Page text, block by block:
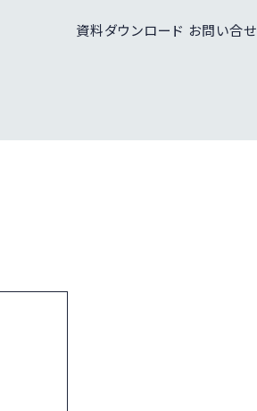
資料ダウンロード お問い合せ